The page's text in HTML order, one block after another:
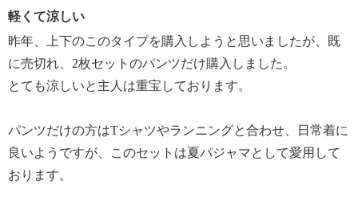
・ボトムウエスト：総ゴム
・ポケット：なし
・表地：綿１００％
【メンテナンス（絵表示ラベル）】
・漂白処理：酸素系漂白可（塩素系漂白は不可）
・タンブル乾燥：不可
・自然乾燥：日陰の吊り干し
・アイロン仕上げ：可（中温）
軽くて涼しい
昨年、上下のこのタイプを購入しようと思いましたが、既
に売切れ、2枚セットのパンツだけ購入しました。
とても涼しいと主人は重宝しております。
パンツだけの方はTシャツやランニングと合わせ、日常着に
良いようですが、このセットは夏パジャマとして愛用して
おります。